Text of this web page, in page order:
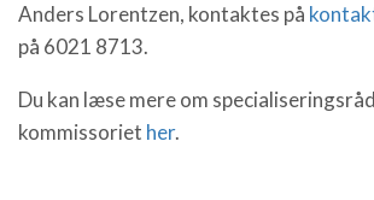
Anders Lorentzen, kontaktes på
på 6021 8713.
Du kan læse mere om
kommissoriet her.